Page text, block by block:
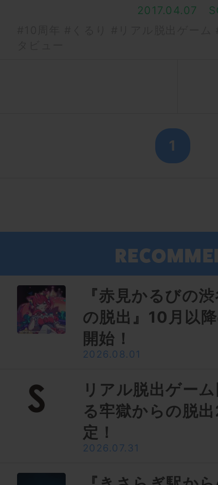
2017.04.07
1
『赤見かるびの
の脱出』10月以
開始！
2026.08.01
リアル脱出ゲー
る牢獄からの脱
定！
2026.07.31